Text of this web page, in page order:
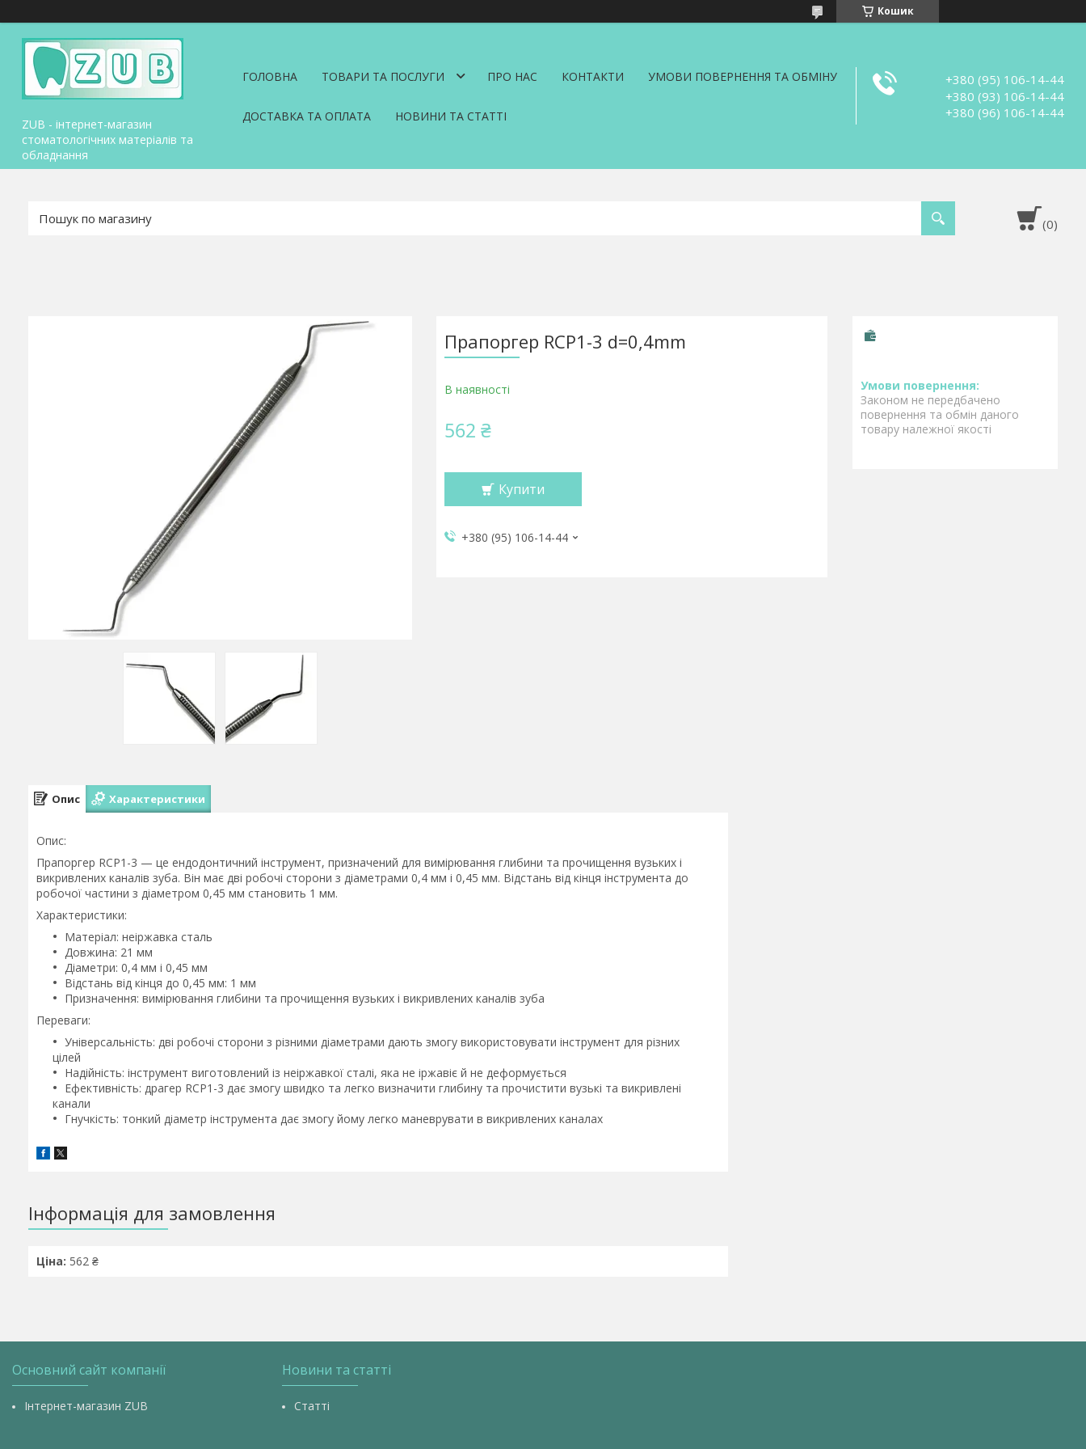
Кошик
ZUB - інтернет-магазин
стоматологічних матеріалів та
обладнання
ГОЛОВНА ТОВАРИ ТА ПОСЛУГИ ПРО НАС КОНТАКТИ УМОВИ ПОВЕРНЕННЯ ТА ОБМІНУ
ДОСТАВКА ТА ОПЛАТА НОВИНИ ТА СТАТТІ
+380 (95) 106-14-44
+380 (93) 106-14-44
+380 (96) 106-14-44
Прапоргер RCP1-3 d=0,4mm
В наявності
562 ₴
Купити
+380 (95) 106-14-44
Законом не передбачено
повернення та обмін даного
товару належної якості
Опис Характеристики
Опис:
Прапоргер RCP1-3 — це ендодонтичний інструмент, призначений для вимірювання глибини та прочищення вузьких і
викривлених каналів зуба. Він має дві робочі сторони з діаметрами 0,4 мм і 0,45 мм. Відстань від кінця інструмента до
робочої частини з діаметром 0,45 мм становить 1 мм.
Характеристики:
Матеріал: неіржавка сталь
Довжина: 21 мм
Діаметри: 0,4 мм і 0,45 мм
Відстань від кінця до 0,45 мм: 1 мм
Призначення: вимірювання глибини та прочищення вузьких і викривлених каналів зуба
Переваги:
Універсальність: дві робочі сторони з різними діаметрами дають змогу використовувати інструмент для різних
цілей
Надійність: інструмент виготовлений із неіржавкої сталі, яка не іржавіє й не деформується
Ефективність: драгер RCP1-3 дає змогу швидко та легко визначити глибину та прочистити вузькі та викривлені
канали
Гнучкість: тонкий діаметр інструмента дає змогу йому легко маневрувати в викривлених каналах
Інформація для замовлення
Ціна: 562 ₴
Основний сайт компанії
Інтернет-магазин ZUB
Новини та статті
Статті